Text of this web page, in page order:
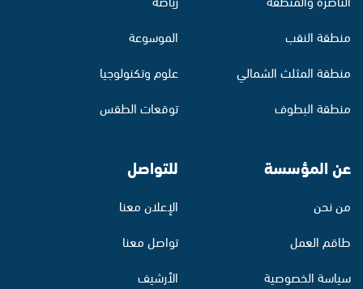
منطقة النقب
منطقة المثلث الشمالي
منطقة البطوف
الموسوعة
علوم وتكنولوجيا
توقعات الطقس
عن المؤسسة
من نحن
طاقم العمل
سياسة الخصوصية
للتواصل
الإعلان معنا
تواصل معنا
الأرشيف